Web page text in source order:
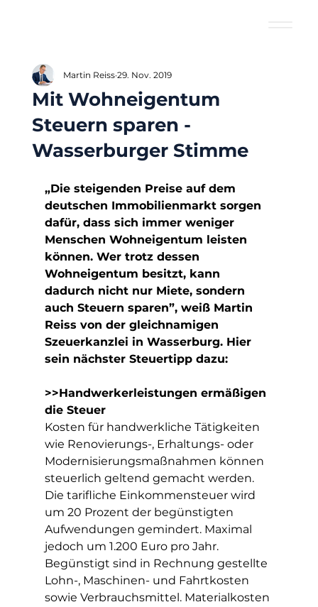
Mit Wohneigentum
Steuern sparen -
Wasserburger Stimme
Martin Reiss 29. Nov. 2019
„Die steigenden Preise auf dem
deutschen Immobilienmarkt sorgen
dafür, dass sich immer weniger
Menschen Wohneigentum leisten
können. Wer trotz dessen
Wohneigentum besitzt, kann
dadurch nicht nur Miete, sondern
auch Steuern sparen”, weiß Martin
Reiss von der gleichnamigen
Szeuerkanzlei in Wasserburg. Hier
sein nächster Steuertipp dazu:
>>Handwerkerleistungen ermäßigen
die Steuer
Kosten für handwerkliche Tätigkeiten
wie Renovierungs-, Erhaltungs- oder
Modernisierungsmaßnahmen können
steuerlich geltend gemacht werden.
Die tarifliche Einkommensteuer wird
um 20 Prozent der begünstigten
Aufwendungen gemindert. Maximal
jedoch um 1.200 Euro pro Jahr.
Begünstigt sind in Rechnung gestellte
Lohn-, Maschinen- und Fahrtkosten
sowie Verbrauchsmittel. Materialkosten